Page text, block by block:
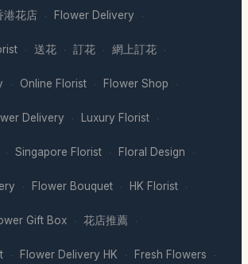
港花店 · Flower Delivery ·
· 送花 · 訂花 · 網上訂花 ·
· Online Florist · Flower Shop ·
Delivery · Luxury Florist ·
· Singapore Florist · Floral Design ·
· Flower Bouquet · HK Florist ·
Gift Box · 花店推薦 ·
· Flower Delivery HK · Fresh Flowers ·